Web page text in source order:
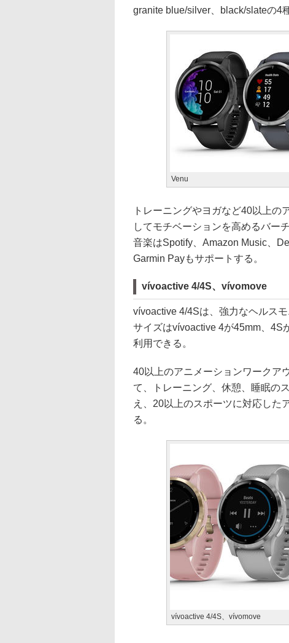
granite blue/silver、black/slateの4
Venu
トレーニングやヨガなど40以上の
してモチベーションを高めるバー
音楽はSpotify、Amazon Music、
Garmin Payもサポートする。
vívoactive 4/4S、vívomove
vívoactive 4/4Sは、強力なヘルス
サイズはvívoactive 4が45mm、4S
利用できる。
40以上のアニメーションワークア
て、トレーニング、休憩、睡眠の
え、20以上のスポーツに対応した
る。
vívoactive 4/4S、vívomove